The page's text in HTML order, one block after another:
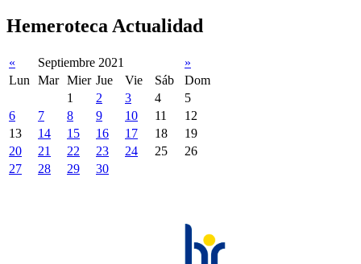
Hemeroteca Actualidad
« Septiembre 2021
»
Lun
Mar Mier Jue Vie Sáb
Dom
1
2 3 4
5
6
7 8 9 10 11
12
13
14 15 16 17 18
19
20
21 22 23 24 25
26
27
28 29 30